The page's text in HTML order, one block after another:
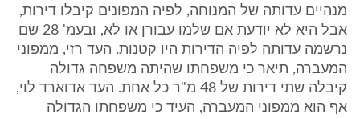
מנהיים עדותה של המנוחה, לפיה המפונים קיבלו דירות,
אבל היא לא יודעת אם שלמו עבורן או לא, ובעמ' 28 שם
נרשמה עדותה לפיה הדירות היו קטנות. העד רזי, ממפוני
המעברה, תיאר כי משפחתו שהיתה משפחה גדולה
קיבלה שתי דירות של 48 מ"ר כל אחת. העד אדוארד לוי,
אף הוא ממפוני המעברה, העיד כי משפחתו הגדולה